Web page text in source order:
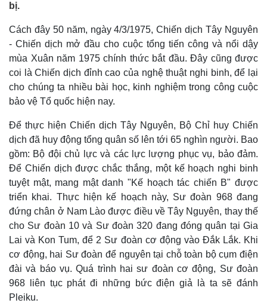
Thế giới
Quan sát
Multimedia
bị.
Cách đây 50 năm, ngày 4/3/1975, Chiến dịch Tây Nguyên
- Chiến dịch mở đầu cho cuộc tổng tiến công và nổi dậy
mùa Xuân năm 1975 chính thức bắt đầu. Đây cũng được
coi là Chiến dịch đỉnh cao của nghệ thuật nghi binh, để lại
cho chúng ta nhiều bài học, kinh nghiệm trong công cuộc
bảo vệ Tổ quốc hiện nay.
Để thực hiện Chiến dịch Tây Nguyên, Bộ Chỉ huy Chiến
dịch đã huy động tổng quân số lên tới 65 nghìn người. Bao
gồm: Bộ đội chủ lực và các lực lượng phục vụ, bảo đảm.
Để Chiến dịch được chắc thắng, một kế hoạch nghi binh
tuyệt mật, mang mật danh "Kế hoạch tác chiến B" được
triển khai. Thực hiện kế hoạch này, Sư đoàn 968 đang
đứng chân ở Nam Lào được điều về Tây Nguyên, thay thế
cho Sư đoàn 10 và Sư đoàn 320 đang đóng quân tại Gia
Lai và Kon Tum, để 2 Sư đoàn cơ động vào Đắk Lắk. Khi
cơ động, hai Sư đoàn để nguyên tại chỗ toàn bộ cụm điện
đài và báo vụ. Quá trình hai sư đoàn cơ động, Sư đoàn
968 liên tục phát đi những bức điện giả là ta sẽ đánh
Pleiku.